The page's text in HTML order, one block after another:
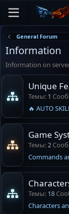
General Forum
Information
Information on
Unique
Темы 1
🔥 AUTO
Game
Темы 2
Commands
Темы 18
Characters